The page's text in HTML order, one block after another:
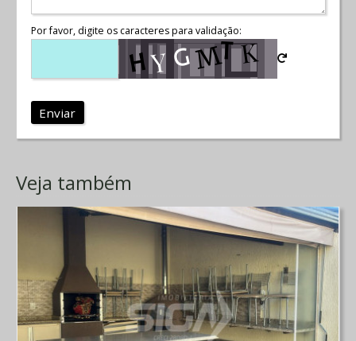
Por favor, digite os caracteres para validação:
Enviar
Veja também